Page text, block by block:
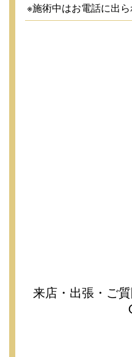
※施術中はお電話に出ら
来店・出張・ご